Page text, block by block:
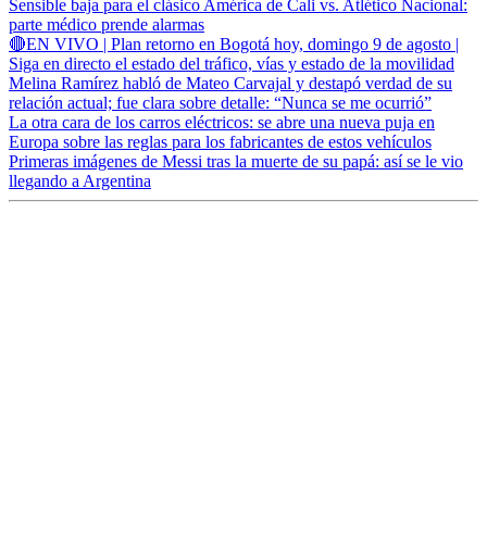
Sensible baja para el clásico América de Cali vs. Atlético Nacional:
parte médico prende alarmas
🔴EN VIVO | Plan retorno en Bogotá hoy, domingo 9 de agosto |
Siga en directo el estado del tráfico, vías y estado de la movilidad
Melina Ramírez habló de Mateo Carvajal y destapó verdad de su
relación actual; fue clara sobre detalle: “Nunca se me ocurrió”
La otra cara de los carros eléctricos: se abre una nueva puja en
Europa sobre las reglas para los fabricantes de estos vehículos
Primeras imágenes de Messi tras la muerte de su papá: así se le vio
llegando a Argentina